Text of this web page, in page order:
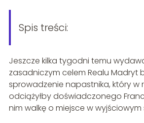
Spis treści:
Jeszcze kilka tygodni temu
zasadniczym celem Realu Madryt
sprowadzenie napastnika, który w
odciążyłby doświadczonego
nim walkę o miejsce w wyjściowym